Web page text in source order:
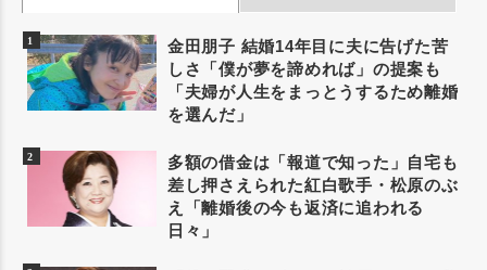
金田朋子 結婚14年目に夫に告げた苦
しさ「僕が夢を諦めれば」の提案も
「夫婦が人生をまっとうするため離婚
を選んだ」
多額の借金は「報道で知った」自宅も
差し押さえられた紅白歌手・松原のぶ
え「離婚後の今も返済に追われる
日々」